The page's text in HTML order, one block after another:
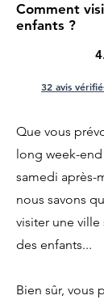
Comment
enfants ?
32 avis
Que vous
long week-
samedi après-
nous savons
visiter une ville
des enfants...
Bien sûr, vous